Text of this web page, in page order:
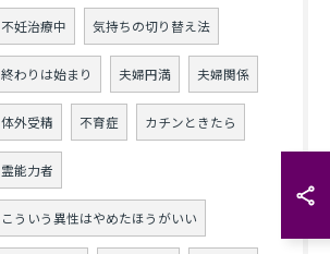
不妊治療中 気持ちの切り替え法
終わりは始まり 夫婦円満 夫婦関係
体外受精 不育症 カチンときたら
霊能力者
こういう異性はやめたほうがいい